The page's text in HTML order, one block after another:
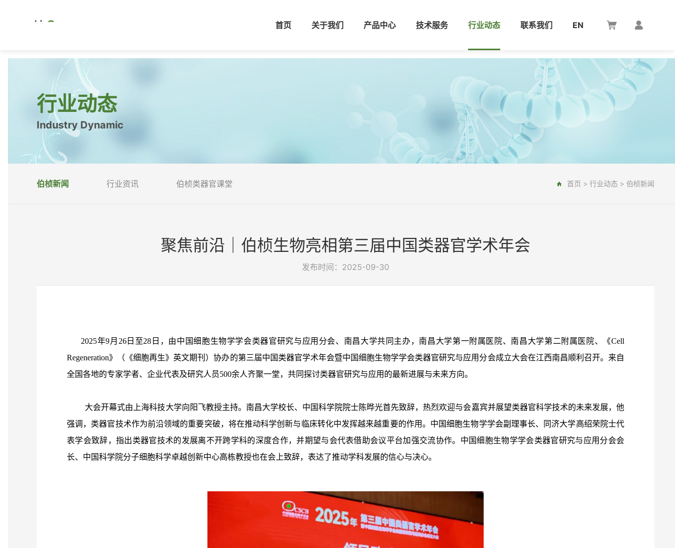
首页 关于我们 产品中心 技术服务 行业动态 联系我们 EN
行业动态
Industry Dynamic
伯桢新闻 行业资讯 伯桢类器官课堂 首页 > 行业动态 > 伯桢新闻
聚焦前沿｜伯桢生物亮相第三届中国类器官学术年会
发布时间：2025-09-30
2025年9月26日至28日，由中国细胞生物学学会类器官研究与应用分会、南昌大学共同主办，南昌大学第一附属医院、南昌大学第二附属医院、《Cell
Regeneration》（《细胞再生》英文期刊）协办的第三届中国类器官学术年会暨中国细胞生物学学会类器官研究与应用分会成立大会在江西南昌顺利召开。来自
全国各地的专家学者、企业代表及研究人员500余人齐聚一堂，共同探讨类器官研究与应用的最新进展与未来方向。
大会开幕式由上海科技大学向阳飞教授主持。南昌大学校长、中国科学院院士陈晔光首先致辞，热烈欢迎与会嘉宾并展望类器官科学技术的未来发展，他
强调，类器官技术作为前沿领域的重要突破，将在推动科学创新与临床转化中发挥越来越重要的作用。中国细胞生物学学会副理事长、同济大学高绍荣院士代
表学会致辞，指出类器官技术的发展离不开跨学科的深度合作，并期望与会代表借助会议平台加强交流协作。中国细胞生物学学会类器官研究与应用分会会
长、中国科学院分子细胞科学卓越创新中心高栋教授也在会上致辞，表达了推动学科发展的信心与决心。